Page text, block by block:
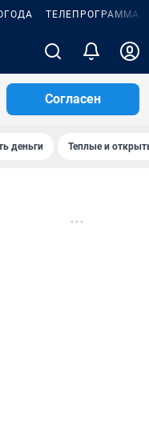
ТЕЛЕПРОГРАММА
Согласен
деньги Теплые и